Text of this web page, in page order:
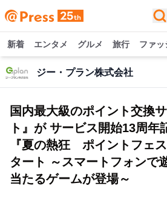
新着 エンタメ グルメ 旅行 ファッ
ジー・プラン株式会社
国内最大級のポイント交換
ト』が サービス開始13周年
『夏の熱狂 ポイントフェ
タート ～スマートフォンで
当たるゲームが登場～